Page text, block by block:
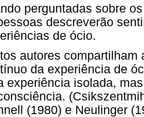
perguntadas sobre
descreverão
de ócio.
autores
da experiência de
experiência isolada,
(1980) e Neulinger